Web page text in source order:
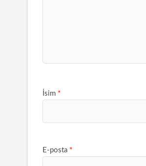
İsim *
E-posta *